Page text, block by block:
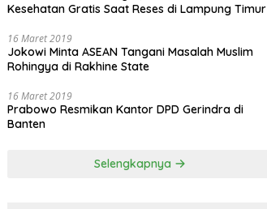
Kesehatan Gratis Saat Reses di Lampung Timur
16 Maret 2019
Jokowi Minta ASEAN Tangani Masalah Muslim
Rohingya di Rakhine State
16 Maret 2019
Prabowo Resmikan Kantor DPD Gerindra di
Banten
Selengkapnya